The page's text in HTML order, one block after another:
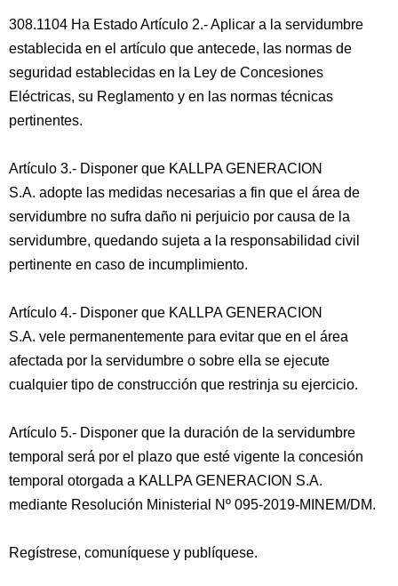
308.1104 Ha Estado Artículo 2.- Aplicar a la servidumbre
establecida en el artículo que antecede, las normas de
seguridad establecidas en la Ley de Concesiones
Eléctricas, su Reglamento y en las normas técnicas
pertinentes.
Artículo 3.- Disponer que KALLPA GENERACION
S.A. adopte las medidas necesarias a fin que el área de
servidumbre no sufra daño ni perjuicio por causa de la
servidumbre, quedando sujeta a la responsabilidad civil
pertinente en caso de incumplimiento.
Artículo 4.- Disponer que KALLPA GENERACION
S.A. vele permanentemente para evitar que en el área
afectada por la servidumbre o sobre ella se ejecute
cualquier tipo de construcción que restrinja su ejercicio.
Artículo 5.- Disponer que la duración de la servidumbre
temporal será por el plazo que esté vigente la concesión
temporal otorgada a KALLPA GENERACION S.A.
mediante Resolución Ministerial Nº 095-2019-MINEM/DM.
Regístrese, comuníquese y publíquese.